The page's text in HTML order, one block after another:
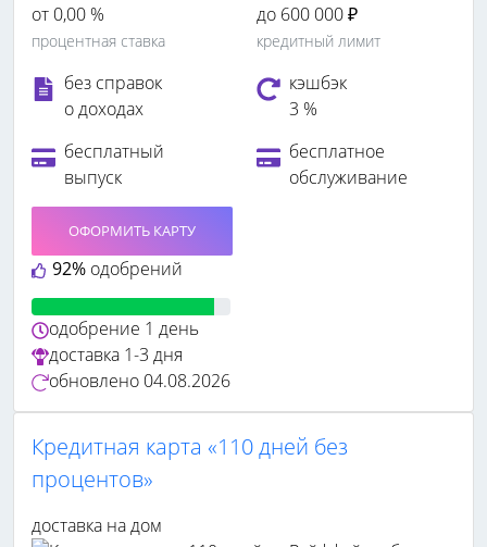
от 0,00 %
процентная ставка
до 600 000 ₽
кредитный лимит
без справок
о доходах
кэшбэк
3 %
бесплатный
выпуск
бесплатное
обслуживание
92% одобрений
ОФОРМИТЬ КАРТУ
одобрение 1 день
доставка 1-3 дня
обновлено 04.08.2026
Кредитная карта «110 дней без
процентов»
доставка на дом